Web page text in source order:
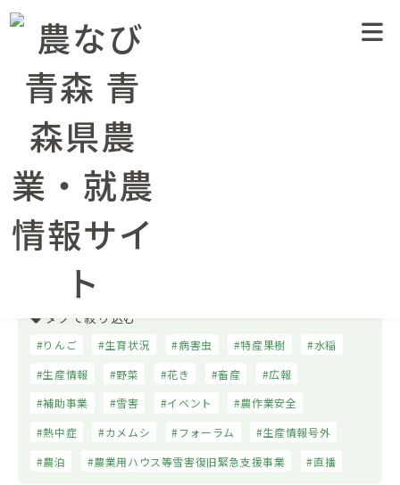
農業情報トップページ
農業情報
農業情報 水稲 りんご・特産果樹
病害虫防除
土づくり・肥料法関係
広報・イベント
タグで絞り込む
りんご 生育状況 病害虫 特産果樹
水稲
生産情報
野菜 花き 畜産
広報
補助事業
雪害 イベント
農作業安全
熱中症
カメムシ フォーラム
生産情報号外
農泊
農業用ハウス等雪害復旧緊急支援事業 直播